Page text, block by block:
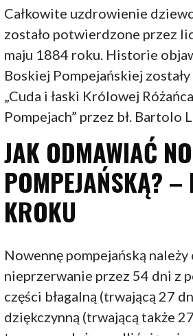
Całkowite uzdrowienie
zostało potwierdzone przez
maju 1884 roku. Historie
Boskiej Pompejańskiej
„Cuda i łaski Królowej
Pompejach” przez bł. Bartolo
JAK ODMAWIAĆ
POMPEJAŃSKĄ? –
KROKU
Nowennę pompejańską należy
nieprzerwanie przez 54 dni z
części błagalną (trwającą 27
dziękczynną (trwającą także